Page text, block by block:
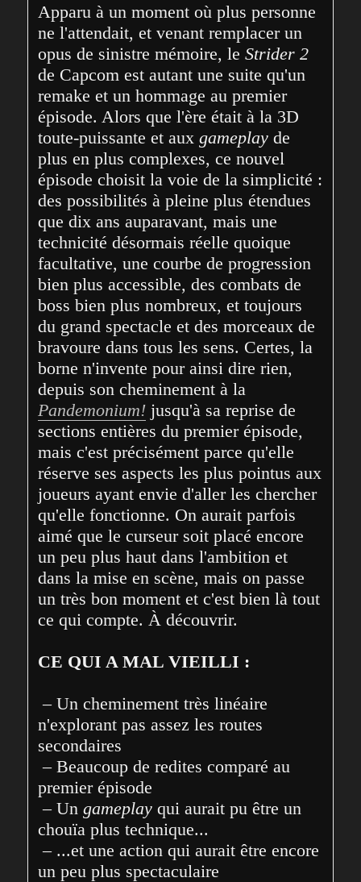
Apparu à un moment où plus personne
ne l'attendait, et venant remplacer un
opus de sinistre mémoire, le Strider 2
de Capcom est autant une suite qu'un
remake et un hommage au premier
épisode. Alors que l'ère était à la 3D
toute-puissante et aux gameplay de
plus en plus complexes, ce nouvel
épisode choisit la voie de la simplicité :
des possibilités à pleine plus étendues
que dix ans auparavant, mais une
technicité désormais réelle quoique
facultative, une courbe de progression
bien plus accessible, des combats de
boss bien plus nombreux, et toujours
du grand spectacle et des morceaux de
bravoure dans tous les sens. Certes, la
borne n'invente pour ainsi dire rien,
Pandemonium! jusqu'à sa reprise de
sections entières du premier épisode,
mais c'est précisément parce qu'elle
réserve ses aspects les plus pointus aux
joueurs ayant envie d'aller les chercher
qu'elle fonctionne. On aurait parfois
aimé que le curseur soit placé encore
un peu plus haut dans l'ambition et
dans la mise en scène, mais on passe
un très bon moment et c'est bien là tout
ce qui compte. À découvrir.
CE QUI A MAL VIEILLI :
– Un cheminement très linéaire
n'explorant pas assez les routes
secondaires
– Beaucoup de redites comparé au
premier épisode
– Un gameplay qui aurait pu être un
chouïa plus technique...
– ...et une action qui aurait être encore
un peu plus spectaculaire